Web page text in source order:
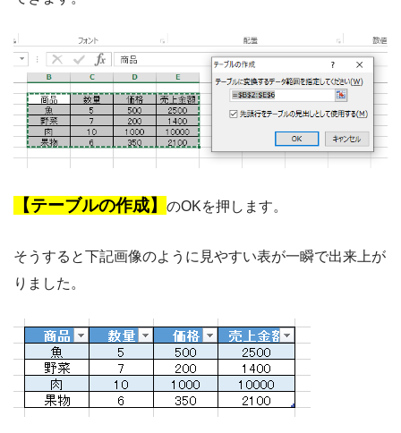
【テーブルの作成】 のOKを押します。
そうすると下記画像のように見やすい表が一瞬で出来上が
りました。